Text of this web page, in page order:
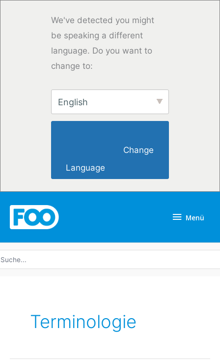
We've detected you might
be speaking a different
language. Do you want to
change to:
English
Language
Menü
Terminologie